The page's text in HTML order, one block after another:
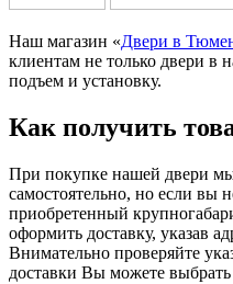
Наш магазин «Двери в
клиентам не только двери в
подъем и установку.
Как получить
При покупке нашей двери мы
самостоятельно, но если вы
приобретенный
оформить доставку, указав
Внимательно проверяйте
доставки Вы можете